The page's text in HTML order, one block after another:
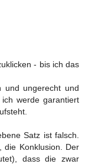
- bis ich das
und ungerecht und
werde garantiert
Satz ist falsch.
die Konklusion. Der
dass die zwar